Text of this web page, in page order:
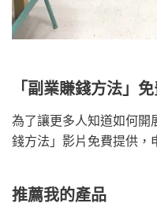
「副業賺錢方法」
為了讓更多人知道如何
錢方法」影片免費提供，
推薦我的產品